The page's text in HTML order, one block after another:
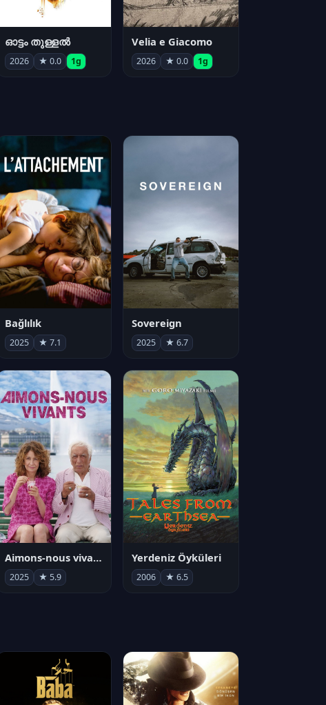
ഓട്ടം തുള്ളൽ
2026 ★ 0.0 1g
Velia e Giacomo
2026 ★ 0.0 1g
Bağlılık
2025 ★ 7.1
Sovereign
2025 ★ 6.7
Aimons-nous vivants
2025 ★ 5.9
Yerdeniz Öyküleri
2006 ★ 6.5